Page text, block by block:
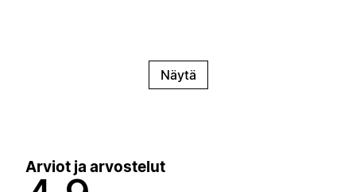
Näytä
Arviot ja arvostelut